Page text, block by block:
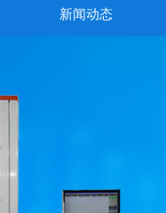
新闻动态